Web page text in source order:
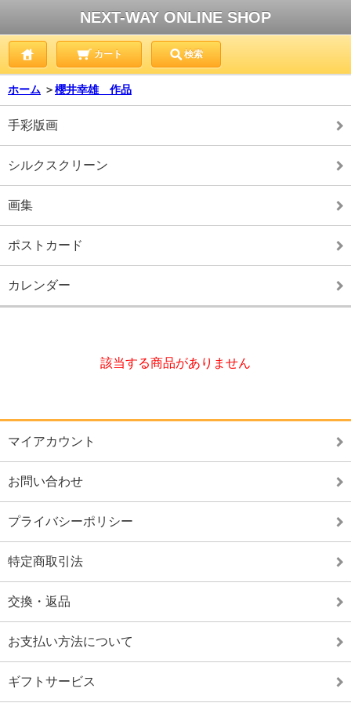
NEXT-WAY ONLINE SHOP
カート 検索
ホーム ＞櫻井幸雄 作品
手彩版画
シルクスクリーン
画集
ポストカード
カレンダー
該当する商品がありません
マイアカウント
お問い合わせ
プライバシーポリシー
特定商取引法
交換・返品
お支払い方法について
ギフトサービス